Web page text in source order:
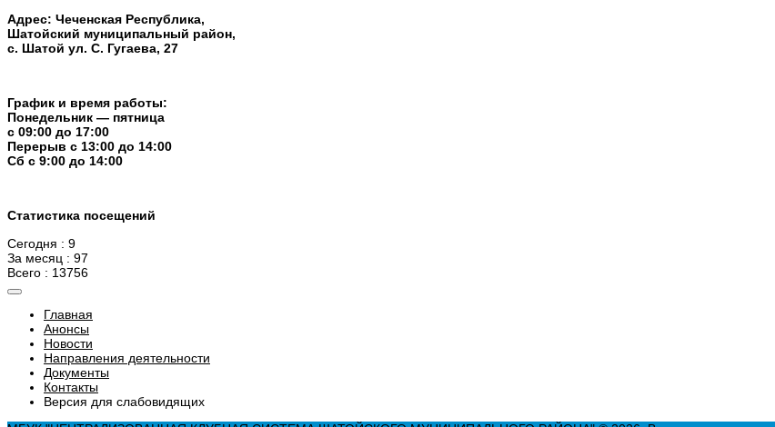
Адрес: Чеченская Республика,
Шатойский муниципальный район,
с. Шатой ул. С. Гугаева, 27
График и время работы:
Понедельник — пятница
с 09:00 до 17:00
Перерыв c 13:00 до 14:00
Cб с 9:00 до 14:00
Статистика посещений
Сегодня : 9
За месяц : 97
Всего : 13756
Главная
Анонсы
Новости
Направления деятельности
Документы
Контакты
Версия для слабовидящих